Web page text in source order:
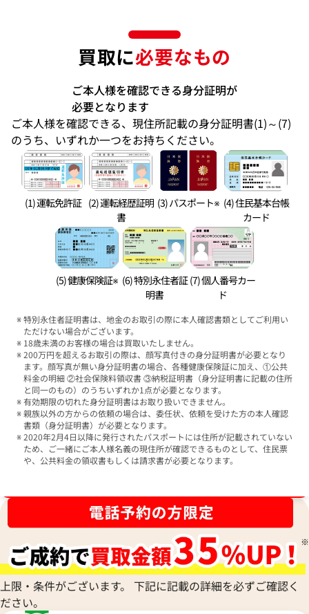
買取に必要なもの
ご本人様を確認できる身分証明が
必要となります
ご本人様を確認できる、現住所記載の身分証明書(1)～(7)
のうち、いずれか一つをお持ちください。
(1) 運転免許証 (2) 運転経歴証明
書
(3) パスポート※ (4) 住民基本台帳
カード
(5) 健康保険証※ (6) 特別永住者証
明書
(7) 個人番号カー
ド
特別永住者証明書は、地金のお取引の際に本人確認書類としてご利用い
ただけない場合がございます。
18歳未満のお客様の場合は買取いたしません。
200万円を超えるお取引の際は、顔写真付きの身分証明書が必要となり
ます。顔写真が無い身分証明書の場合、各種健康保険証に加え、①公共
料金の明細 ②社会保険料領収書 ③納税証明書（身分証明書に記載の住所
と同一のもの）のうちいずれか1点が必要となります。
有効期限の切れた身分証明書はお取り扱いできません。
親族以外の方からの依頼の場合は、委任状、依頼を受けた方の本人確認
書類（身分証明書）が必要となります。
2020年2月4日以降に発行されたパスポートには住所が記載されていない
ため、ご一緒にご本人様名義の現住所が確認できるものとして、住民票
や、公共料金の領収書もしくは請求書が必要となります。
上限・条件がございます。 下記に記載の詳細を必ずご確認く
ださい。